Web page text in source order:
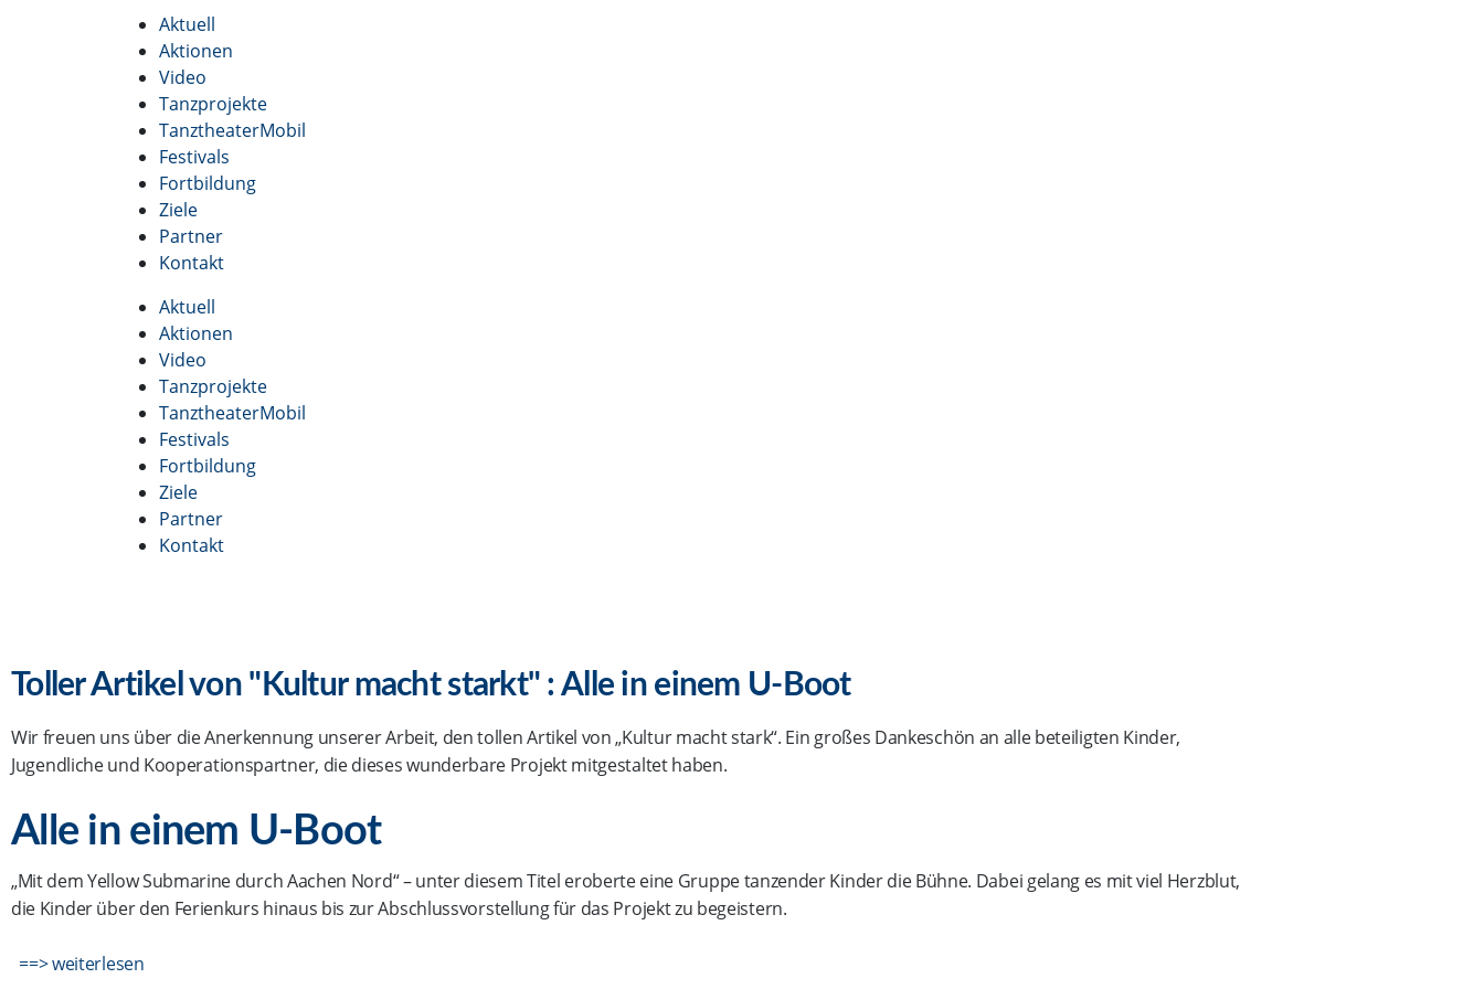
Aktuell
Aktionen
Video
Tanzprojekte
TanztheaterMobil
Festivals
Fortbildung
Ziele
Partner
Kontakt
Aktuell
Aktionen
Video
Tanzprojekte
TanztheaterMobil
Festivals
Fortbildung
Ziele
Partner
Kontakt
Toller Artikel von "Kultur macht starkt" : Alle in einem U-Boot
Wir freuen uns über die Anerkennung unserer Arbeit, den tollen Artikel von „Kultur macht stark“. Ein großes Dankeschön an alle beteiligten Kinder,
Jugendliche und Kooperationspartner, die dieses wunderbare Projekt mitgestaltet haben.
Alle in einem U-Boot
„Mit dem Yellow Submarine durch Aachen Nord“ – unter diesem Titel eroberte eine Gruppe tanzender Kinder die Bühne. Dabei gelang es mit viel Herzblut,
die Kinder über den Ferienkurs hinaus bis zur Abschlussvorstellung für das Projekt zu begeistern.
==> weiterlesen